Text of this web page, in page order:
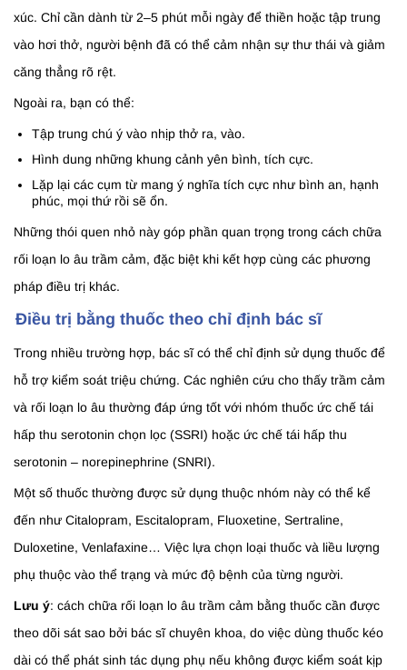
xúc. Chỉ cần dành từ 2–5 phút mỗi ngày để thiền hoặc tập trung
vào hơi thở, người bệnh đã có thể cảm nhận sự thư thái và giảm
căng thẳng rõ rệt.
Ngoài ra, bạn có thể:
Tập trung chú ý vào nhịp thở ra, vào.
Hình dung những khung cảnh yên bình, tích cực.
Lặp lại các cụm từ mang ý nghĩa tích cực như bình an, hạnh
phúc, mọi thứ rồi sẽ ổn.
Những thói quen nhỏ này góp phần quan trọng trong cách chữa
rối loạn lo âu trầm cảm, đặc biệt khi kết hợp cùng các phương
pháp điều trị khác.
Điều trị bằng thuốc theo chỉ định bác sĩ
Trong nhiều trường hợp, bác sĩ có thể chỉ định sử dụng thuốc để
hỗ trợ kiểm soát triệu chứng. Các nghiên cứu cho thấy trầm cảm
và rối loạn lo âu thường đáp ứng tốt với nhóm thuốc ức chế tái
hấp thu serotonin chọn lọc (SSRI) hoặc ức chế tái hấp thu
serotonin – norepinephrine (SNRI).
Một số thuốc thường được sử dụng thuộc nhóm này có thể kể
đến như Citalopram, Escitalopram, Fluoxetine, Sertraline,
Duloxetine, Venlafaxine… Việc lựa chọn loại thuốc và liều lượng
phụ thuộc vào thể trạng và mức độ bệnh của từng người.
Lưu ý: cách chữa rối loạn lo âu trầm cảm bằng thuốc cần được
theo dõi sát sao bởi bác sĩ chuyên khoa, do việc dùng thuốc kéo
dài có thể phát sinh tác dụng phụ nếu không được kiểm soát kịp